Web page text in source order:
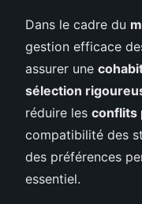
Dans le cadre du
gestion efficace
assurer une
sélection
réduire les conflits
compatibilité des
des préférences
essentiel.